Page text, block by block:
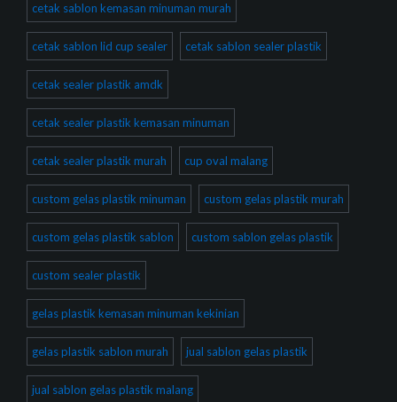
cetak sablon kemasan minuman murah
cetak sablon lid cup sealer cetak sablon sealer plastik
cetak sealer plastik amdk
cetak sealer plastik kemasan minuman
cetak sealer plastik murah cup oval malang
custom gelas plastik minuman custom gelas plastik murah
custom gelas plastik sablon custom sablon gelas plastik
custom sealer plastik
gelas plastik kemasan minuman kekinian
gelas plastik sablon murah jual sablon gelas plastik
jual sablon gelas plastik malang